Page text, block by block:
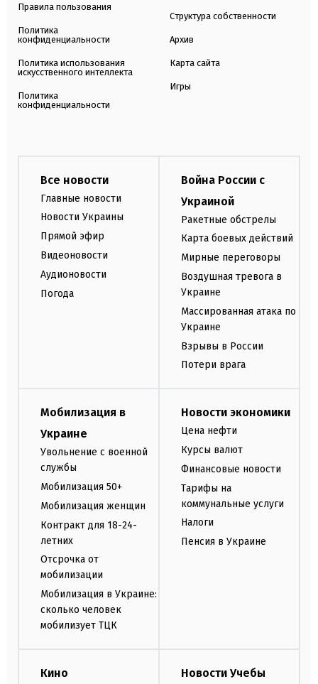
Правила пользования
Политика
конфиденциальности
Политика использования
искусственного интеллекта
Политика
конфиденциальности
Структура собственности
Архив
Карта сайта
Игры
Все новости
Главные новости
Новости Украины
Прямой эфир
Видеоновости
Аудионовости
Погода
Война России с
Украиной
Ракетные обстрелы
Карта боевых действий
Мирные переговоры
Воздушная тревога в
Украине
Массированная атака по
Украине
Взрывы в России
Потери врага
Мобилизация в
Украине
Увольнение с военной
службы
Мобилизация 50+
Мобилизация женщин
Контракт для 18-24-
летних
Отсрочка от
мобилизации
Мобилизация в Украине:
сколько человек
мобилизует ТЦК
Новости экономики
Цена нефти
Курсы валют
Финансовые новости
Тарифы на
коммунальные услуги
Налоги
Пенсия в Украине
Кино Новости Учебы